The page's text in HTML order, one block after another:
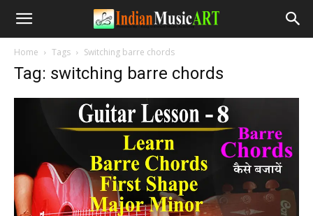
Home Tags Switching barre chords
Tag: switching barre chords